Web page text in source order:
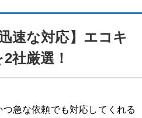
速な対応】エコキ
社厳選！
急な依頼でも対応してくれる